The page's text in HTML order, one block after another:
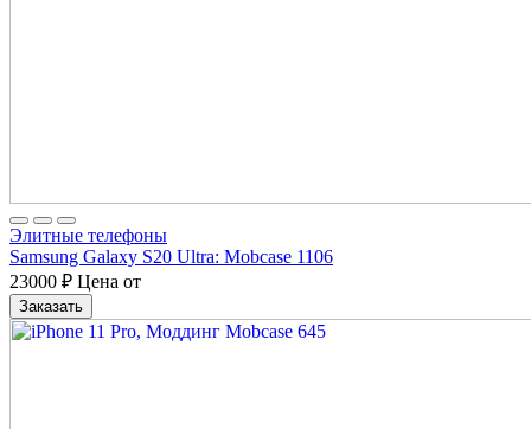
Элитные телефоны
Samsung Galaxy S20 Ultra: Mobcase 1106
23000 ₽ Цена от
Заказать